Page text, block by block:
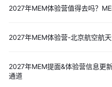
2027年MEM体验营值得去吗？
2027年MEM体验营-北京航空航
2027年MEM提面&体验营信息更
通道